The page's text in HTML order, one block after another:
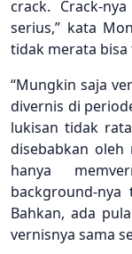
crack. Crack-
serius,” kata
tidak merata bisa
“Mungkin saja
divernis di
lukisan tidak
disebabkan oleh
hanya
background-
Bahkan, ada
vernisnya sama